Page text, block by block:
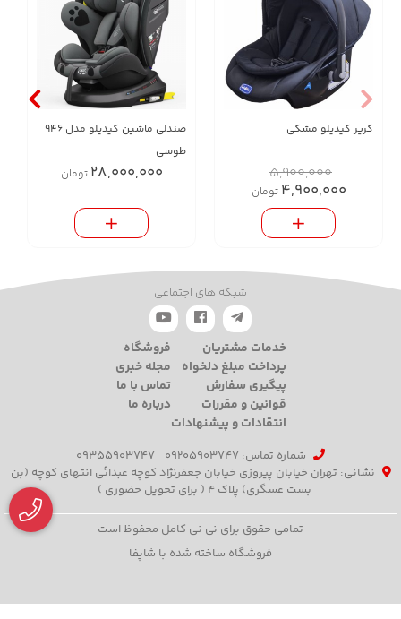
کریر کیدیلو مشکی
5,900,000
4,900,000 تومان
صندلی ماشین کیدیلو مدل 946
طوسی
28,000,000 تومان
شبکه های اجتماعی
خدمات مشتریان
پرداخت مبلغ دلخواه
پیگیری سفارش
قوانین و مقررات
انتقادات و پیشنهادات
فروشگاه
مجله خبری
تماس با ما
درباره ما
شماره تماس‌: 09205903747
09355903747
نشانی: تهران خیابان پیروزی خیابان جعفرنژاد کوچه عبدائی انتهای کوچه (بن
بست عسگری) پلاک 4 ( برای تحویل حضوری )
تمامی حقوق برای نی نی کامل محفوظ است
فروشگاه ساخته شده با شاپفا